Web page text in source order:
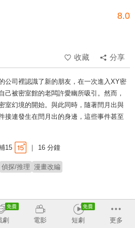
8.0
收藏
分享
公司裡認識了新的朋友，在一次進入XY密
己被密室館的老闆許愛幽所吸引。然而，
室幻境的開始。與此同時，隨著閆月出與
接連發生在閆月出的身邊，這些事件甚至
15 16 分鐘
偵探/推理 漫畫改編
沈念如 李沈倩
劇 電影 短劇 更多